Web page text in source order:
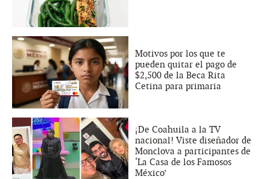
Motivos por los que te
pueden quitar el pago de
$2,500 de la Beca Rita
Cetina para primaria
¡De Coahuila a la TV
nacional! Viste diseñador de
Monclova a participantes de
‘La Casa de los Famosos
México’